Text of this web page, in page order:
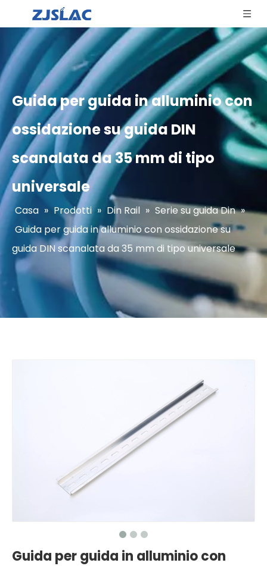
Guida per guida in alluminio con
ossidazione su guida DIN
scanalata da 35 mm di tipo
universale
Casa » Prodotti » Din Rail » Serie su guida Din »
Guida per guida in alluminio con ossidazione su
guida DIN scanalata da 35 mm di tipo universale
Guida per guida in alluminio con